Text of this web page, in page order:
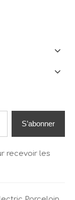
S’abonner
recevoir les